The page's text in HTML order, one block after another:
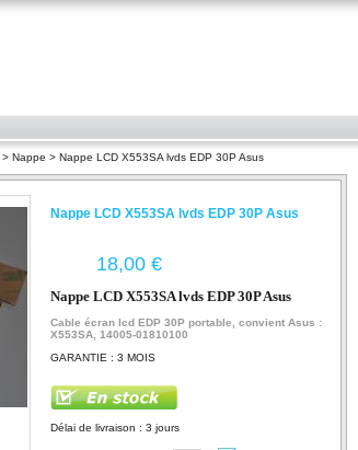
> Nappe > Nappe LCD X553SA lvds EDP 30P Asus
Nappe LCD X553SA lvds EDP 30P Asus
€
Nappe LCD X553SA lvds EDP 30P Asus
Cable écran lcd EDP 30P portable, convient Asus :
X553SA, 14005-01810100
GARANTIE : 3 MOIS
Délai de livraison : 3 jours